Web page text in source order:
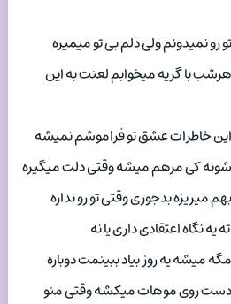
رو نمیدونم ولی دلم بی تو میمیره
با گریه میخوابم لعنت به این
این خاطرات عشق تو فراموشم نمیشه
شونه کی مرهم میشه وقتی دلت میگیره
میریزه بدجوری وقتی تو رو نداره
نگاه اعتقادی داری یا نه
میشه یه روز بیاد ببینمت دوباره
دست روی موهات میکشه وقتی منو